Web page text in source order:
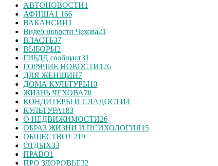
АВТОНОВОСТИ1
АФИША1 166
ВАКАНСИИ1
Видео новости Чехова21
ВЛАСТЬ37
ВЫБОРЫ2
ГИБДД сообщает31
ГОРЯЧИЕ НОВОСТИ126
ДЛЯ ЖЕНЩИН7
ДОМА КУЛЬТУРЫ10
ЖИЗНЬ ЧЕХОВА70
КОНДИТЕРЫ И СЛАДОСТИ4
КУЛЬТУРА183
О НЕДВИЖИМОСТИ26
ОБРАЗ ЖИЗНИ И ПСИХОЛОГИЯ15
ОБЩЕСТВО1 219
ОТДЫХ33
ПРАВО1
ПРО ЗДОРОВЬЕ32